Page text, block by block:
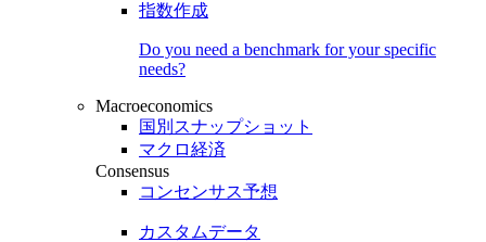
指数作成
Do you need a benchmark for your specific
needs?
Macroeconomics
国別スナップショット
マクロ経済
Consensus
コンセンサス予想
カスタムデータ